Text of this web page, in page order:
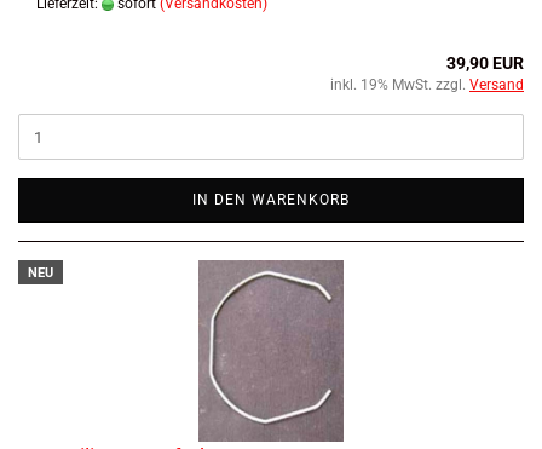
Lieferzeit: sofort (Versandkosten)
39,90 EUR
inkl. 19% MwSt. zzgl. Versand
IN DEN WARENKORB
NEU